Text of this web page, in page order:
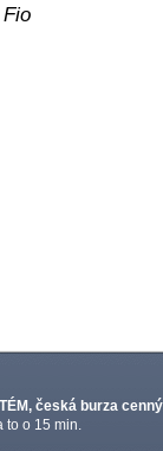
česká burza
o 15 min.